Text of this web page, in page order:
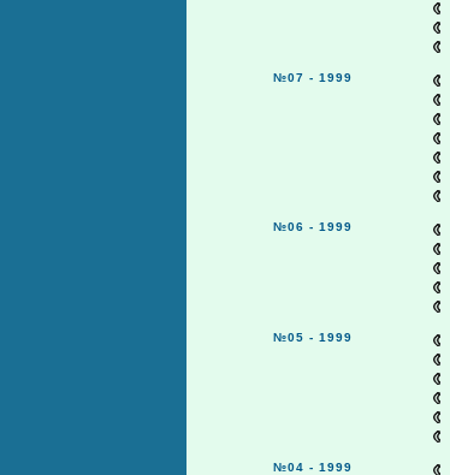
№07 - 1999
№06 - 1999
№05 - 1999
№04 - 1999